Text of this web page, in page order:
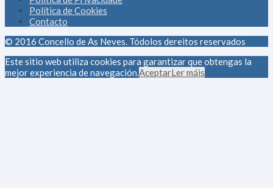
Política de Cookies
Contacto
© 2016 Concello de As Neves. Tódolos dereitos reservados
Este sitio web utiliza cookies para garantizar que obtengas la
mejor experiencia de navegación.AceptarLer máis